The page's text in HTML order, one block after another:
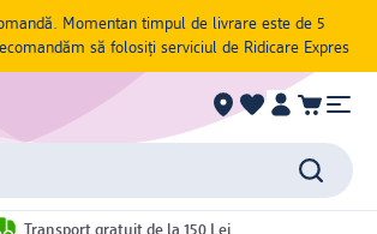
Momentan timpul de livrare este de 5
să folosiți serviciul de Ridicare Expres